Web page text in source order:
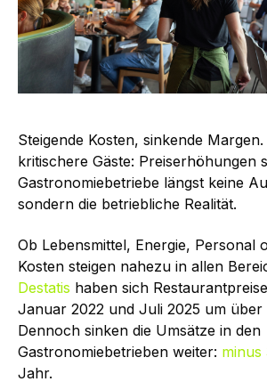
Steigende Kosten, sinkende
kritischere Gäste: Preiserhöhungen
Gastronomiebetriebe längst keine
sondern die betriebliche Realität.
Ob Lebensmittel, Energie, Personal
Kosten steigen nahezu in allen
Destatis haben sich
Januar 2022 und Juli 2025 um über
Dennoch sinken die Umsätze in den
Gastronomiebetrieben weiter: minus
Jahr.